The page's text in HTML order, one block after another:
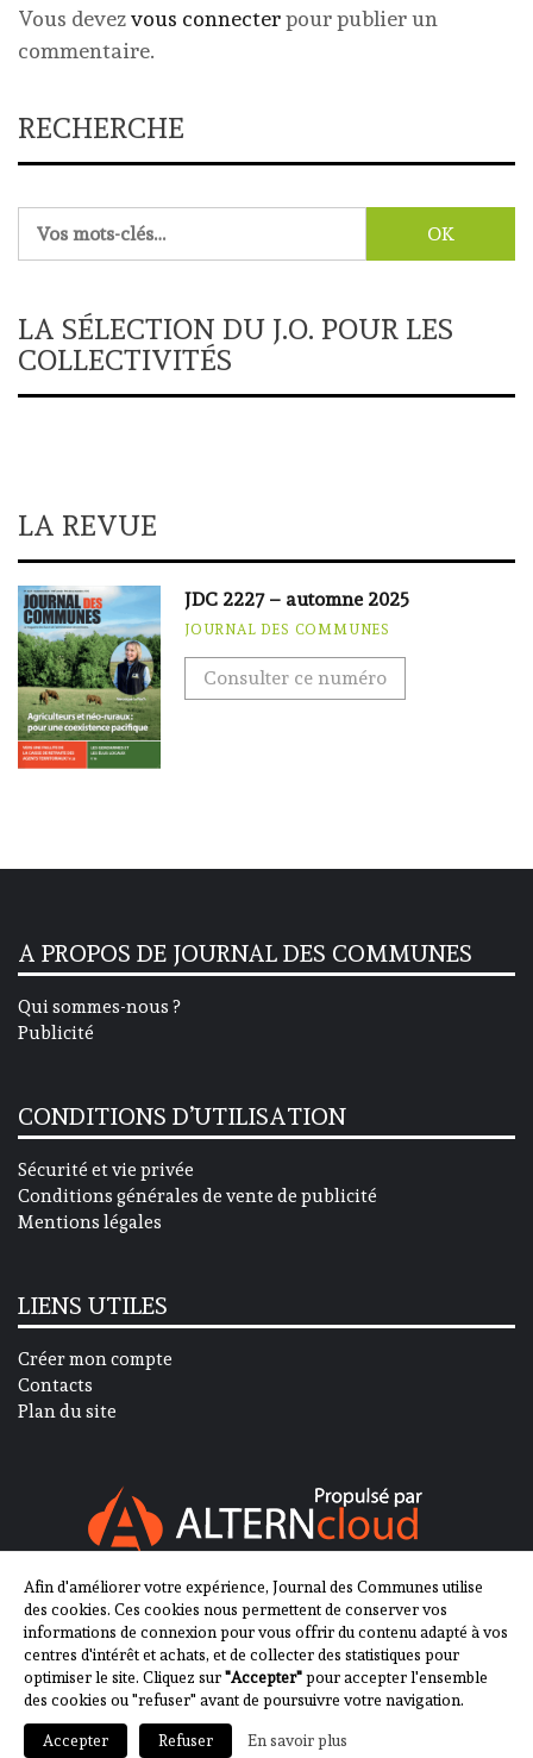
Vous devezvous connecterpour publier un
commentaire.
RECHERCHE
LA SÉLECTION DU J.O. POUR LES
COLLECTIVITÉS
LA REVUE
JDC 2227 – automne 2025
JOURNAL DES COMMUNES
Consulter ce numéro
A PROPOS DE JOURNAL DES COMMUNES
Qui sommes-nous ?
Publicité
CONDITIONS D’UTILISATION
Sécurité et vie privée
Conditions générales de vente de publicité
Mentions légales
LIENS UTILES
Créer mon compte
Contacts
Plan du site
SUIVEZ-NOUS SUR
2013-2023 - Journal des Communes ©
Afin d'améliorer votre expérience, Journal des Communes utilise
des cookies. Ces cookies nous permettent de conserver vos
informations de connexion pour vous offrir du contenu adapté à vos
centres d'intérêt et achats, et de collecter des statistiques pour
optimiser le site. Cliquez sur"Accepter"pour accepter l'ensemble
des cookies ou "refuser" avant de poursuivre votre navigation.
Accepter Refuser En savoir plus